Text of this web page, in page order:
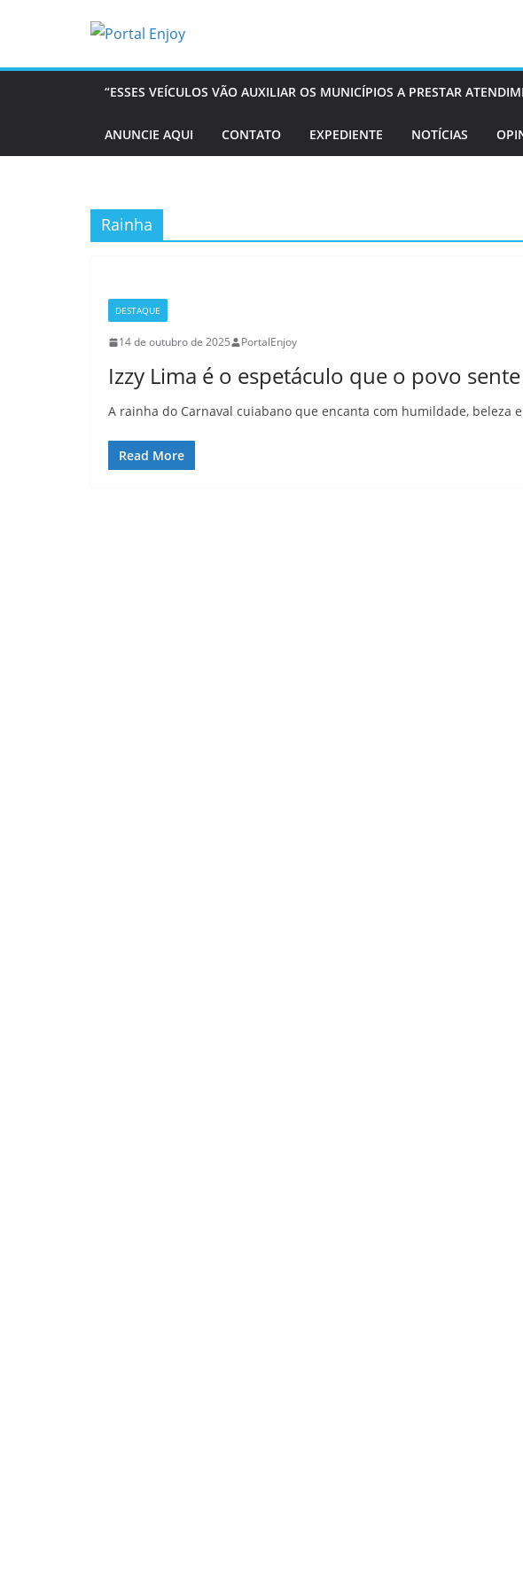
“ESSES VEÍCULOS VÃO AUXILIAR OS MUNICÍPIOS A PRESTAR
ANUNCIE AQUI CONTATO EXPEDIENTE NOTÍCIAS
Rainha
DESTAQUE
14 de outubro de 2025 PortalEnjoy
Izzy Lima é o espetáculo que o povo sente
A rainha do Carnaval cuiabano que encanta com humildade, beleza
Read More